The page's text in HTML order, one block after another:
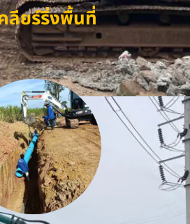
ลียร์ริ่งพื้นที่